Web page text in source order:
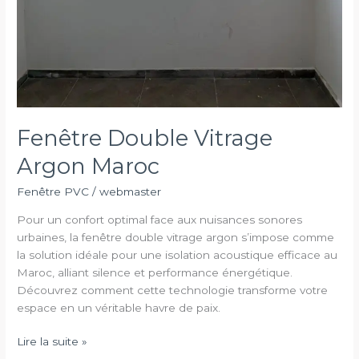
Fenêtre Double Vitrage
Argon Maroc
Fenêtre PVC /webmaster
Pour un confort optimal face aux nuisances sonores
urbaines, la fenêtre double vitrage argon s’impose comme
la solution idéale pour une isolation acoustique efficace au
Maroc, alliant silence et performance énergétique.
Découvrez comment cette technologie transforme votre
espace en un véritable havre de paix.
Fenêtre
Lire la suite »